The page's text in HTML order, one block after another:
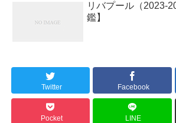
リバプール（2023-
鑑】
Twitter Facebook
Pocket LINE